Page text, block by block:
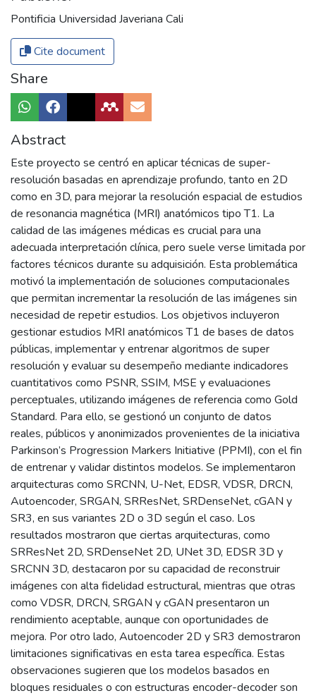
Pontificia Universidad Javeriana Cali
Cite document
Share
Abstract
Este proyecto se centró en aplicar técnicas de super-
resolución basadas en aprendizaje profundo, tanto en 2D
como en 3D, para mejorar la resolución espacial de estudios
de resonancia magnética (MRI) anatómicos tipo T1. La
calidad de las imágenes médicas es crucial para una
adecuada interpretación clínica, pero suele verse limitada por
factores técnicos durante su adquisición. Esta problemática
motivó la implementación de soluciones computacionales
que permitan incrementar la resolución de las imágenes sin
necesidad de repetir estudios. Los objetivos incluyeron
gestionar estudios MRI anatómicos T1 de bases de datos
públicas, implementar y entrenar algoritmos de super
resolución y evaluar su desempeño mediante indicadores
cuantitativos como PSNR, SSIM, MSE y evaluaciones
perceptuales, utilizando imágenes de referencia como Gold
Standard. Para ello, se gestionó un conjunto de datos
reales, públicos y anonimizados provenientes de la iniciativa
Parkinson’s Progression Markers Initiative (PPMI), con el fin
de entrenar y validar distintos modelos. Se implementaron
arquitecturas como SRCNN, U-Net, EDSR, VDSR, DRCN,
Autoencoder, SRGAN, SRResNet, SRDenseNet, cGAN y
SR3, en sus variantes 2D o 3D según el caso. Los
resultados mostraron que ciertas arquitecturas, como
SRResNet 2D, SRDenseNet 2D, UNet 3D, EDSR 3D y
SRCNN 3D, destacaron por su capacidad de reconstruir
imágenes con alta fidelidad estructural, mientras que otras
como VDSR, DRCN, SRGAN y cGAN presentaron un
rendimiento aceptable, aunque con oportunidades de
mejora. Por otro lado, Autoencoder 2D y SR3 demostraron
limitaciones significativas en esta tarea específica. Estas
observaciones sugieren que los modelos basados en
bloques residuales o con estructuras encoder-decoder son